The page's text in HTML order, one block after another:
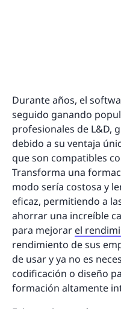
Durante años, el
seguido ganando
profesionales de L&D,
debido a su ventaja
que son compatibles
Transforma una
modo sería costosa y
eficaz, permitiendo a
ahorrar una increíble
para mejorar el
rendimiento de sus
de usar y ya no es
codificación o diseño
formación altamente